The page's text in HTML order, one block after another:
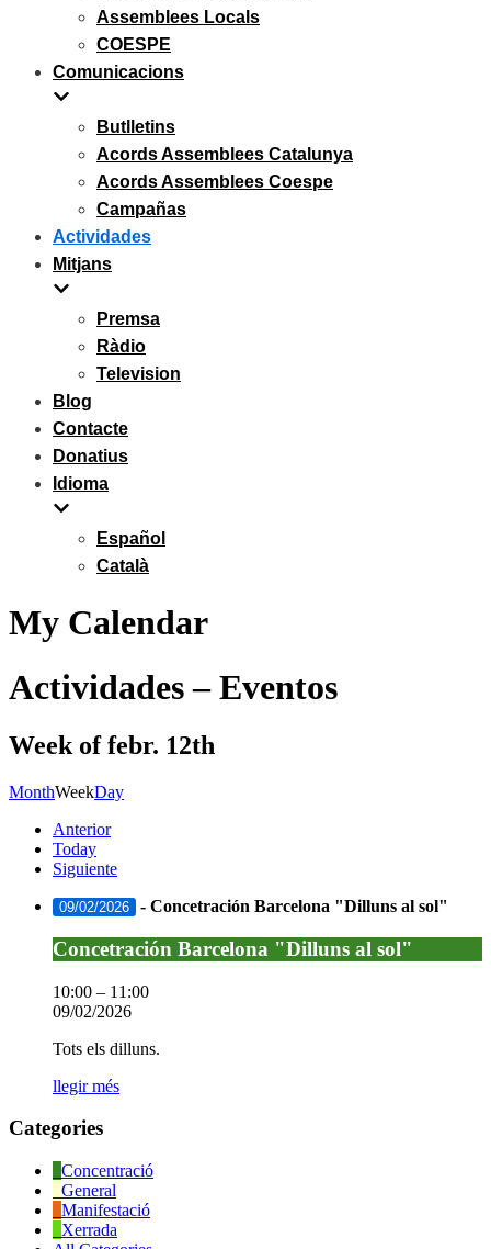
Assemblees Locals
COESPE
Comunicacions
Butlletins
Acords Assemblees Catalunya
Acords Assemblees Coespe
Campañas
Actividades
Mitjans
Premsa
Ràdio
Television
Blog
Contacte
Donatius
Idioma
Español
Català
My Calendar
Actividades – Eventos
Week of febr. 12th
MonthWeekDay
Anterior
Today
Siguiente
09/02/2026 - Concetración Barcelona "Dilluns al sol"
Concetración
Barcelona
"Dilluns
al
Concetración Barcelona "Dilluns al sol"
10:00 – 11:00
09/02/2026
Tots els dilluns.
llegir més
Categories
Concentració
General
Manifestació
Xerrada